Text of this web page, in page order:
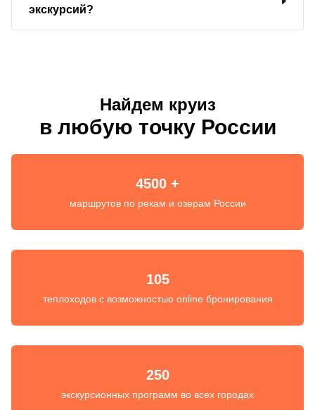
экскурсий?
Найдем круиз
в любую точку России
4500 +
маршрутов по рекам и озерам России
105
теплоходов с возможностью online бронирования
250
экскурсионных программ во всех городах